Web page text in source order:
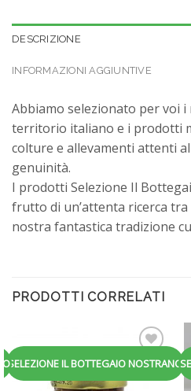
DESCRIZIONE
INFORMAZIONI AGGIUNTIVE
Abbiamo selezionato per voi
territorio italiano e i prodotti
colture e allevamenti attenti
genuinità.
I prodotti Selezione Il
frutto di un’attenta ricerca
nostra fantastica tradizione
PRODOTTI CORRELATI
SELEZIONE IL BOTTEGAIO NOSTRANO
Aggiungi
lista dei